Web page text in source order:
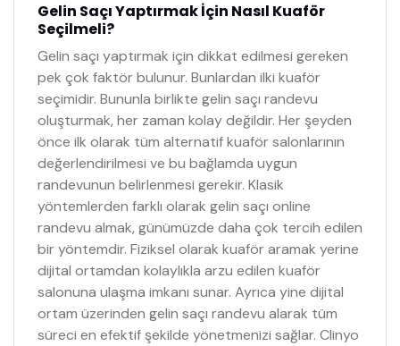
Gelin Saçı Yaptırmak İçin Nasıl Kuaför
Seçilmeli?
Gelin saçı yaptırmak için dikkat edilmesi gereken
pek çok faktör bulunur. Bunlardan ilki kuaför
seçimidir. Bununla birlikte gelin saçı randevu
oluşturmak, her zaman kolay değildir. Her şeyden
önce ilk olarak tüm alternatif kuaför salonlarının
değerlendirilmesi ve bu bağlamda uygun
randevunun belirlenmesi gerekir. Klasik
yöntemlerden farklı olarak gelin saçı online
randevu almak, günümüzde daha çok tercih edilen
bir yöntemdir. Fiziksel olarak kuaför aramak yerine
dijital ortamdan kolaylıkla arzu edilen kuaför
salonuna ulaşma imkanı sunar. Ayrıca yine dijital
ortam üzerinden gelin saçı randevu alarak tüm
süreci en efektif şekilde yönetmenizi sağlar. Clinyo